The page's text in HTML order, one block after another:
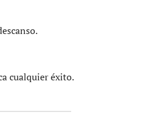
cualquier éxito.